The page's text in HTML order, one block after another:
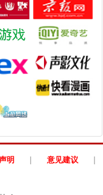
明 | 意见建议 |